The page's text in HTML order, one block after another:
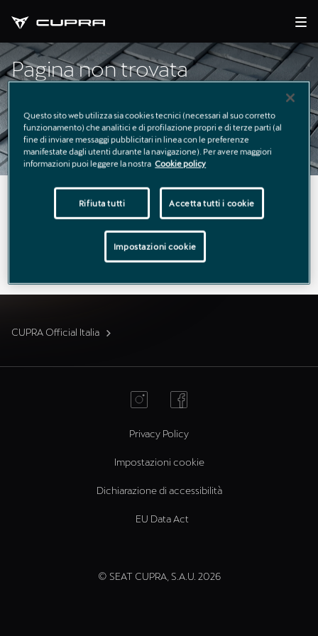
Pagina non trovata
La pagina richiesta non è stata trovata.
Puoi continuare a esplorare il sito usando il menù di
navigazione qui sopra.
CUPRA Official Italia
Privacy Policy
Impostazioni cookie
Dichiarazione di accessibilità
EU Data Act
© SEAT CUPRA, S.A.U. 2026
Questo sito web utilizza sia cookies tecnici (necessari al suo corretto
funzionamento) che analitici e di profilazione propri e di terze parti (al
fine di inviare messaggi pubblicitari in linea con le preferenze
manifestate dagli utenti durante la navigazione). Per avere maggiori
informazioni puoi leggere la nostra Cookie policy
Rifiuta tutti Accetta tutti i cookie
Impostazioni cookie